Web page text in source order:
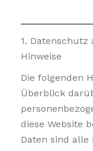
1. Datenschutz
Hinweise
Die folgenden
Überblick
diese Website
Daten sind alle